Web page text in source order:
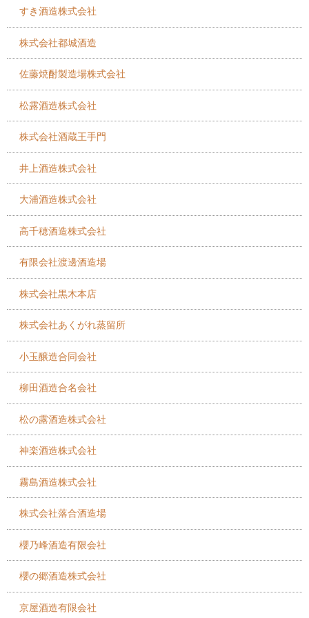
すき酒造株式会社
株式会社都城酒造
佐藤焼酎製造場株式会社
松露酒造株式会社
株式会社酒蔵王手門
井上酒造株式会社
大浦酒造株式会社
高千穂酒造株式会社
有限会社渡邊酒造場
株式会社黒木本店
株式会社あくがれ蒸留所
小玉醸造合同会社
柳田酒造合名会社
松の露酒造株式会社
神楽酒造株式会社
霧島酒造株式会社
株式会社落合酒造場
櫻乃峰酒造有限会社
櫻の郷酒造株式会社
京屋酒造有限会社